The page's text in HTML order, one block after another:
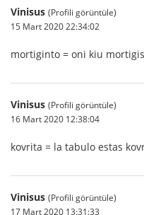
Vinisus (Profili görüntüle)
15 Mart 2020 22:34:02
mortiginto = oni kiu
Vinisus (Profili görüntüle)
16 Mart 2020 12:38:04
kovrita = la tabulo estas
Vinisus (Profili görüntüle)
17 Mart 2020 13:31:33